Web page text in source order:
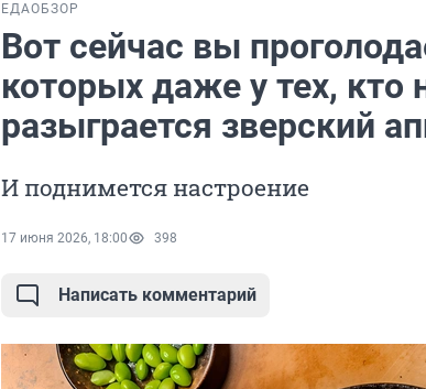
ЕДАОБЗОР
Вот сейчас вы
которых даже у тех, кто
разыграется зверский
И поднимется настроение
17 июня 2026, 18:00 398
Написать комментарий